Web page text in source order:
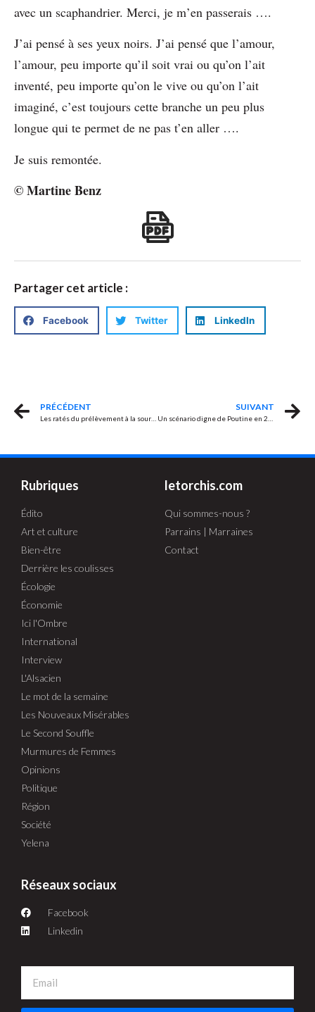
avec un scaphandrier. Merci, je m’en passerais ….
J’ai pensé à ses yeux noirs. J’ai pensé que l’amour,
l’amour, peu importe qu’il soit vrai ou qu’on l’ait
inventé, peu importe qu’on le vive ou qu’on l’ait
imaginé, c’est toujours cette branche un peu plus
longue qui te permet de ne pas t’en aller ….
Je suis remontée.
©️ Martine Benz
Partager cet article :
Facebook Twitter LinkedIn
PRÉCÉDENT SUIVANT
Rubriques
Édito
Art et culture
Bien-être
Derrière les coulisses
Écologie
Économie
Ici l'Ombre
International
Interview
L'Alsacien
Le mot de la semaine
Les Nouveaux Misérables
Le Second Souffle
Murmures de Femmes
Opinions
Politique
Région
Société
Yelena
letorchis.com
Qui sommes-nous ?
Parrains | Marraines
Contact
Réseaux sociaux
Facebook
Linkedin